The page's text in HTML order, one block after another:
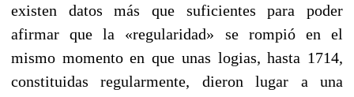
existen datos más que suficientes para poder
afirmar que la «regularidad» se rompió en el
mismo momento en que unas logias, hasta 1714,
constituidas regularmente, dieron lugar a una